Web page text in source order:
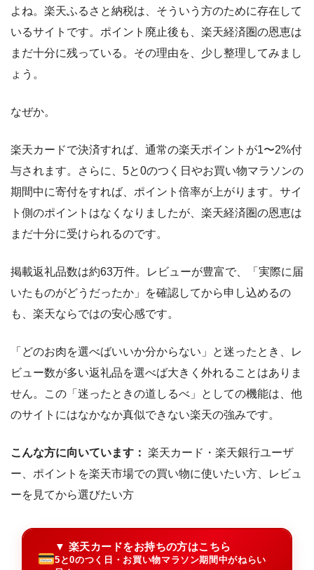
よね。楽天ふるさと納税は、そういう方のために存在して
いるサイトです。ポイント廃止後も、楽天経済圏の恩恵は
まだ十分に残っている。その理由を、少し整理してみまし
ょう。
なぜか。
楽天カードで決済すれば、通常の楽天ポイントが1〜2%付
与されます。さらに、5と0のつく日やお買い物マラソンの
期間中に寄付をすれば、ポイント倍率が上がります。サイ
ト側のポイントはなくなりましたが、楽天経済圏の恩恵は
まだ十分に受けられるのです。
掲載返礼品数は約63万件。レビューが豊富で、「実際に届
いたものがどうだったか」を確認してから申し込めるの
も、楽天ならではの安心感です。
「どのお肉を選べばいいか分からない」と迷ったとき、レ
ビュー数が多い返礼品を選べば大きく外れることはありま
せん。この「迷ったときの道しるべ」としての機能は、他
のサイトにはなかなか真似できない楽天の強みです。
こんな方に向いています： 楽天カード・楽天銀行ユーザ
ー、ポイントを楽天市場での買い物に使いたい方、レビュ
ーを見てから選びたい方
▼ 楽天カードをお持ちの方はこちら
5と0のつく日・お買い物マラソン期間中がねらい